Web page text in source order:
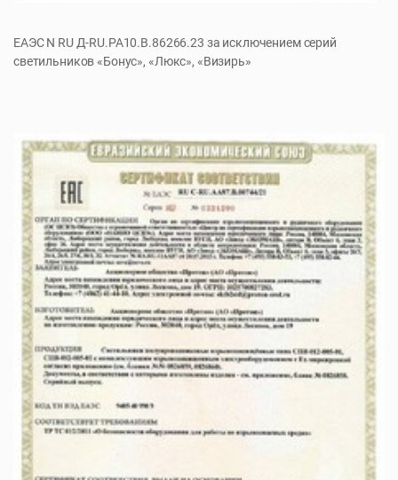
ЕАЭС N RU Д-RU.РА10.В.86266.23 за исключением серий
светильников «Бонус», «Люкс», «Визирь»